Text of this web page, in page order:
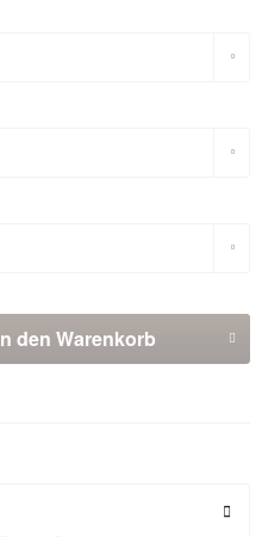
den Warenkorb